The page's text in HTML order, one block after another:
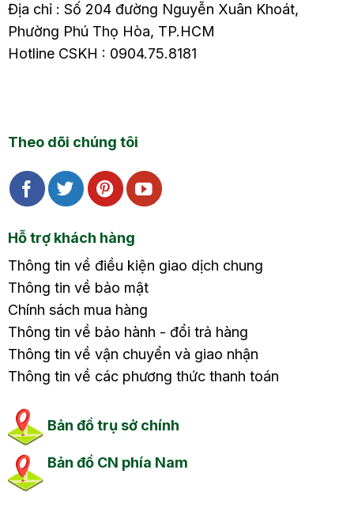
Địa chỉ : Số 204 đường Nguyễn Xuân Khoát,
Phường Phú Thọ Hòa, TP.HCM
Hotline CSKH : 0904.75.8181
Theo dõi chúng tôi
Hỗ trợ khách hàng
Thông tin về điều kiện giao dịch chung
Thông tin về bảo mật
Chính sách mua hàng
Thông tin về bảo hành - đổi trả hàng
Thông tin về vận chuyển và giao nhận
Thông tin về các phương thức thanh toán
Bản đồ trụ sở chính
Bản đồ CN phía Nam